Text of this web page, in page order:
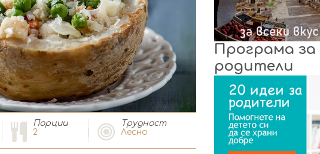
Порции
2
Tрудност
Лесно
Програма за
родители